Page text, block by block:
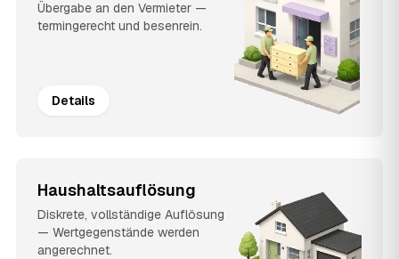
Übergabe an den Vermieter —
termingerecht und besenrein.
Details
Haushaltsauflösung
Diskrete, vollständige Auflösung
— Wertgegenstände werden
angerechnet.